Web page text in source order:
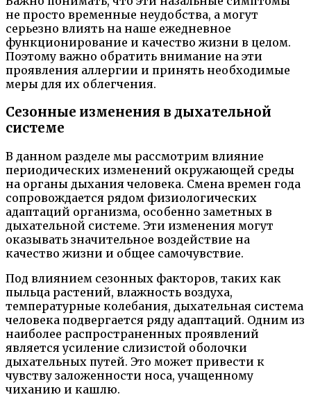
не просто временные неудобства, а могут
серьезно влиять на наше ежедневное
функционирование и качество жизни в целом.
Поэтому важно обратить внимание на эти
проявления аллергии и принять необходимые
меры для их облегчения.
Сезонные изменения в дыхательной
системе
В данном разделе мы рассмотрим влияние
периодических изменений окружающей среды
на органы дыхания человека. Смена времен года
сопровождается рядом физиологических
адаптаций организма, особенно заметных в
дыхательной системе. Эти изменения могут
оказывать значительное воздействие на
качество жизни и общее самочувствие.
Под влиянием сезонных факторов, таких как
пыльца растений, влажность воздуха,
температурные колебания, дыхательная система
человека подвергается ряду адаптаций. Одним из
наиболее распространенных проявлений
является усиление слизистой оболочки
дыхательных путей. Это может привести к
чувству заложенности носа, учащенному
чиханию и кашлю.